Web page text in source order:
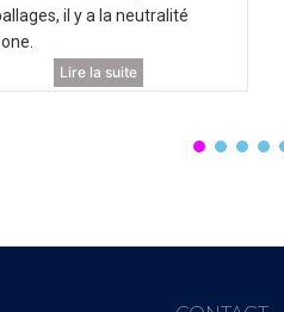
il y a la neutralité
Lire la suite